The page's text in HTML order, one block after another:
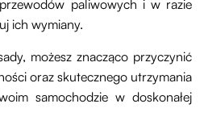
paliwowych i w razie
ich wymiany.
możesz znacząco przyczynić
oraz skutecznego utrzymania
samochodzie w doskonałej